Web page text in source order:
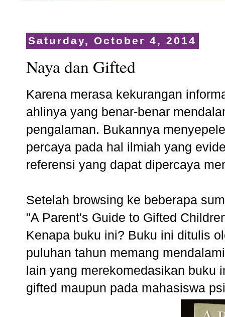
Saturday, October 4, 2014
Naya dan Gifted
Karena merasa kekurangan
ahlinya yang benar-benar
pengalaman. Bukannya
percaya pada hal ilmiah yang
referensi yang dapat dipercaya
Setelah browsing ke beberapa
"A Parent's Guide to Gifted
Kenapa buku ini? Buku ini ditulis
puluhan tahun memang
lain yang merekomedasikan buku
gifted maupun pada mahasiswa